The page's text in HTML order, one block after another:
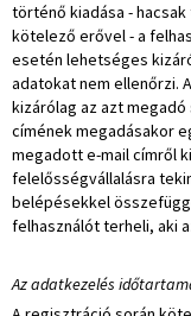
történő kiadása -
kötelező erővel - a
esetén lehetséges
adatokat nem ellenőrzi.
kizárólag az azt
címének megadásakor
megadott e-mail címről
felelősségvállalásra
belépésekkel
felhasználót terheli, aki
Az adatkezelés